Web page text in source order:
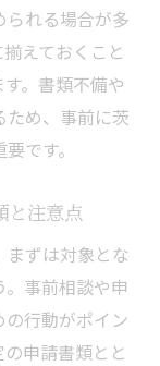
れる場合が多
えておくこと
。書類不備や
め、事前に茨
です。
と注意点
ずは対象とな
事前相談や申
行動がポイン
申請書類とと